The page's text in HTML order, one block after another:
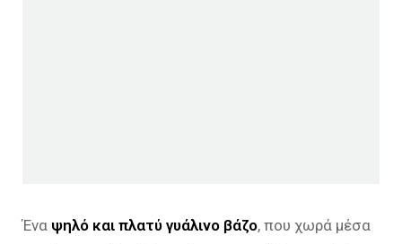
Ένα ψηλό και πλατύ γυάλινο βάζο, που χωρά μέσα